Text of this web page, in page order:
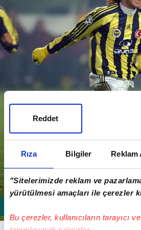
Rıza Bilgiler Reklam
"Sitelerimizde reklam ve
yürütülmesi amaçları ile çerezler
Bu çerezler, kullanıcıların tarayıcı
Reddet